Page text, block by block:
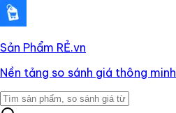
Sản Phẩm RẺ.vn
Nền tảng so sánh giá thông minh